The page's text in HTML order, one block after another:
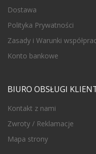
Dostawa
Polityka Prywatności
Zasady i Warunki
Konto bankowe
BIURO OBSŁUGI
Kontakt z nami
Zwroty / Reklamacje
Mapa strony